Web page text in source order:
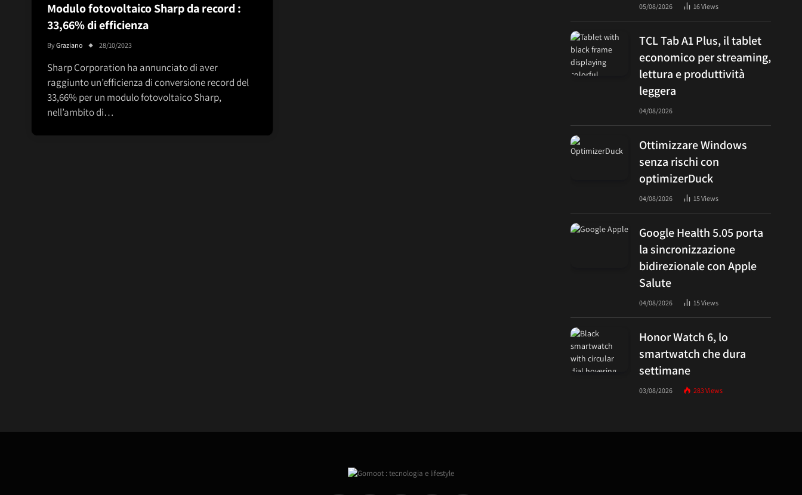
Modulo fotovoltaico Sharp da record :
33,66% di efficienza
ByGraziano 28/10/2023
Sharp Corporation ha annunciato di aver
raggiunto un’efficienza di conversione record del
33,66% per un modulo fotovoltaico Sharp,
nell’ambito di…
05/08/2026 16Views
TCL Tab A1 Plus, il tablet
economico per streaming,
lettura e produttività
leggera
04/08/2026
Ottimizzare Windows
senza rischi con
optimizerDuck
04/08/2026 15Views
Google Health 5.05 porta
la sincronizzazione
bidirezionale con Apple
Salute
04/08/2026 15Views
Honor Watch 6, lo
smartwatch che dura
settimane
03/08/2026 283Views